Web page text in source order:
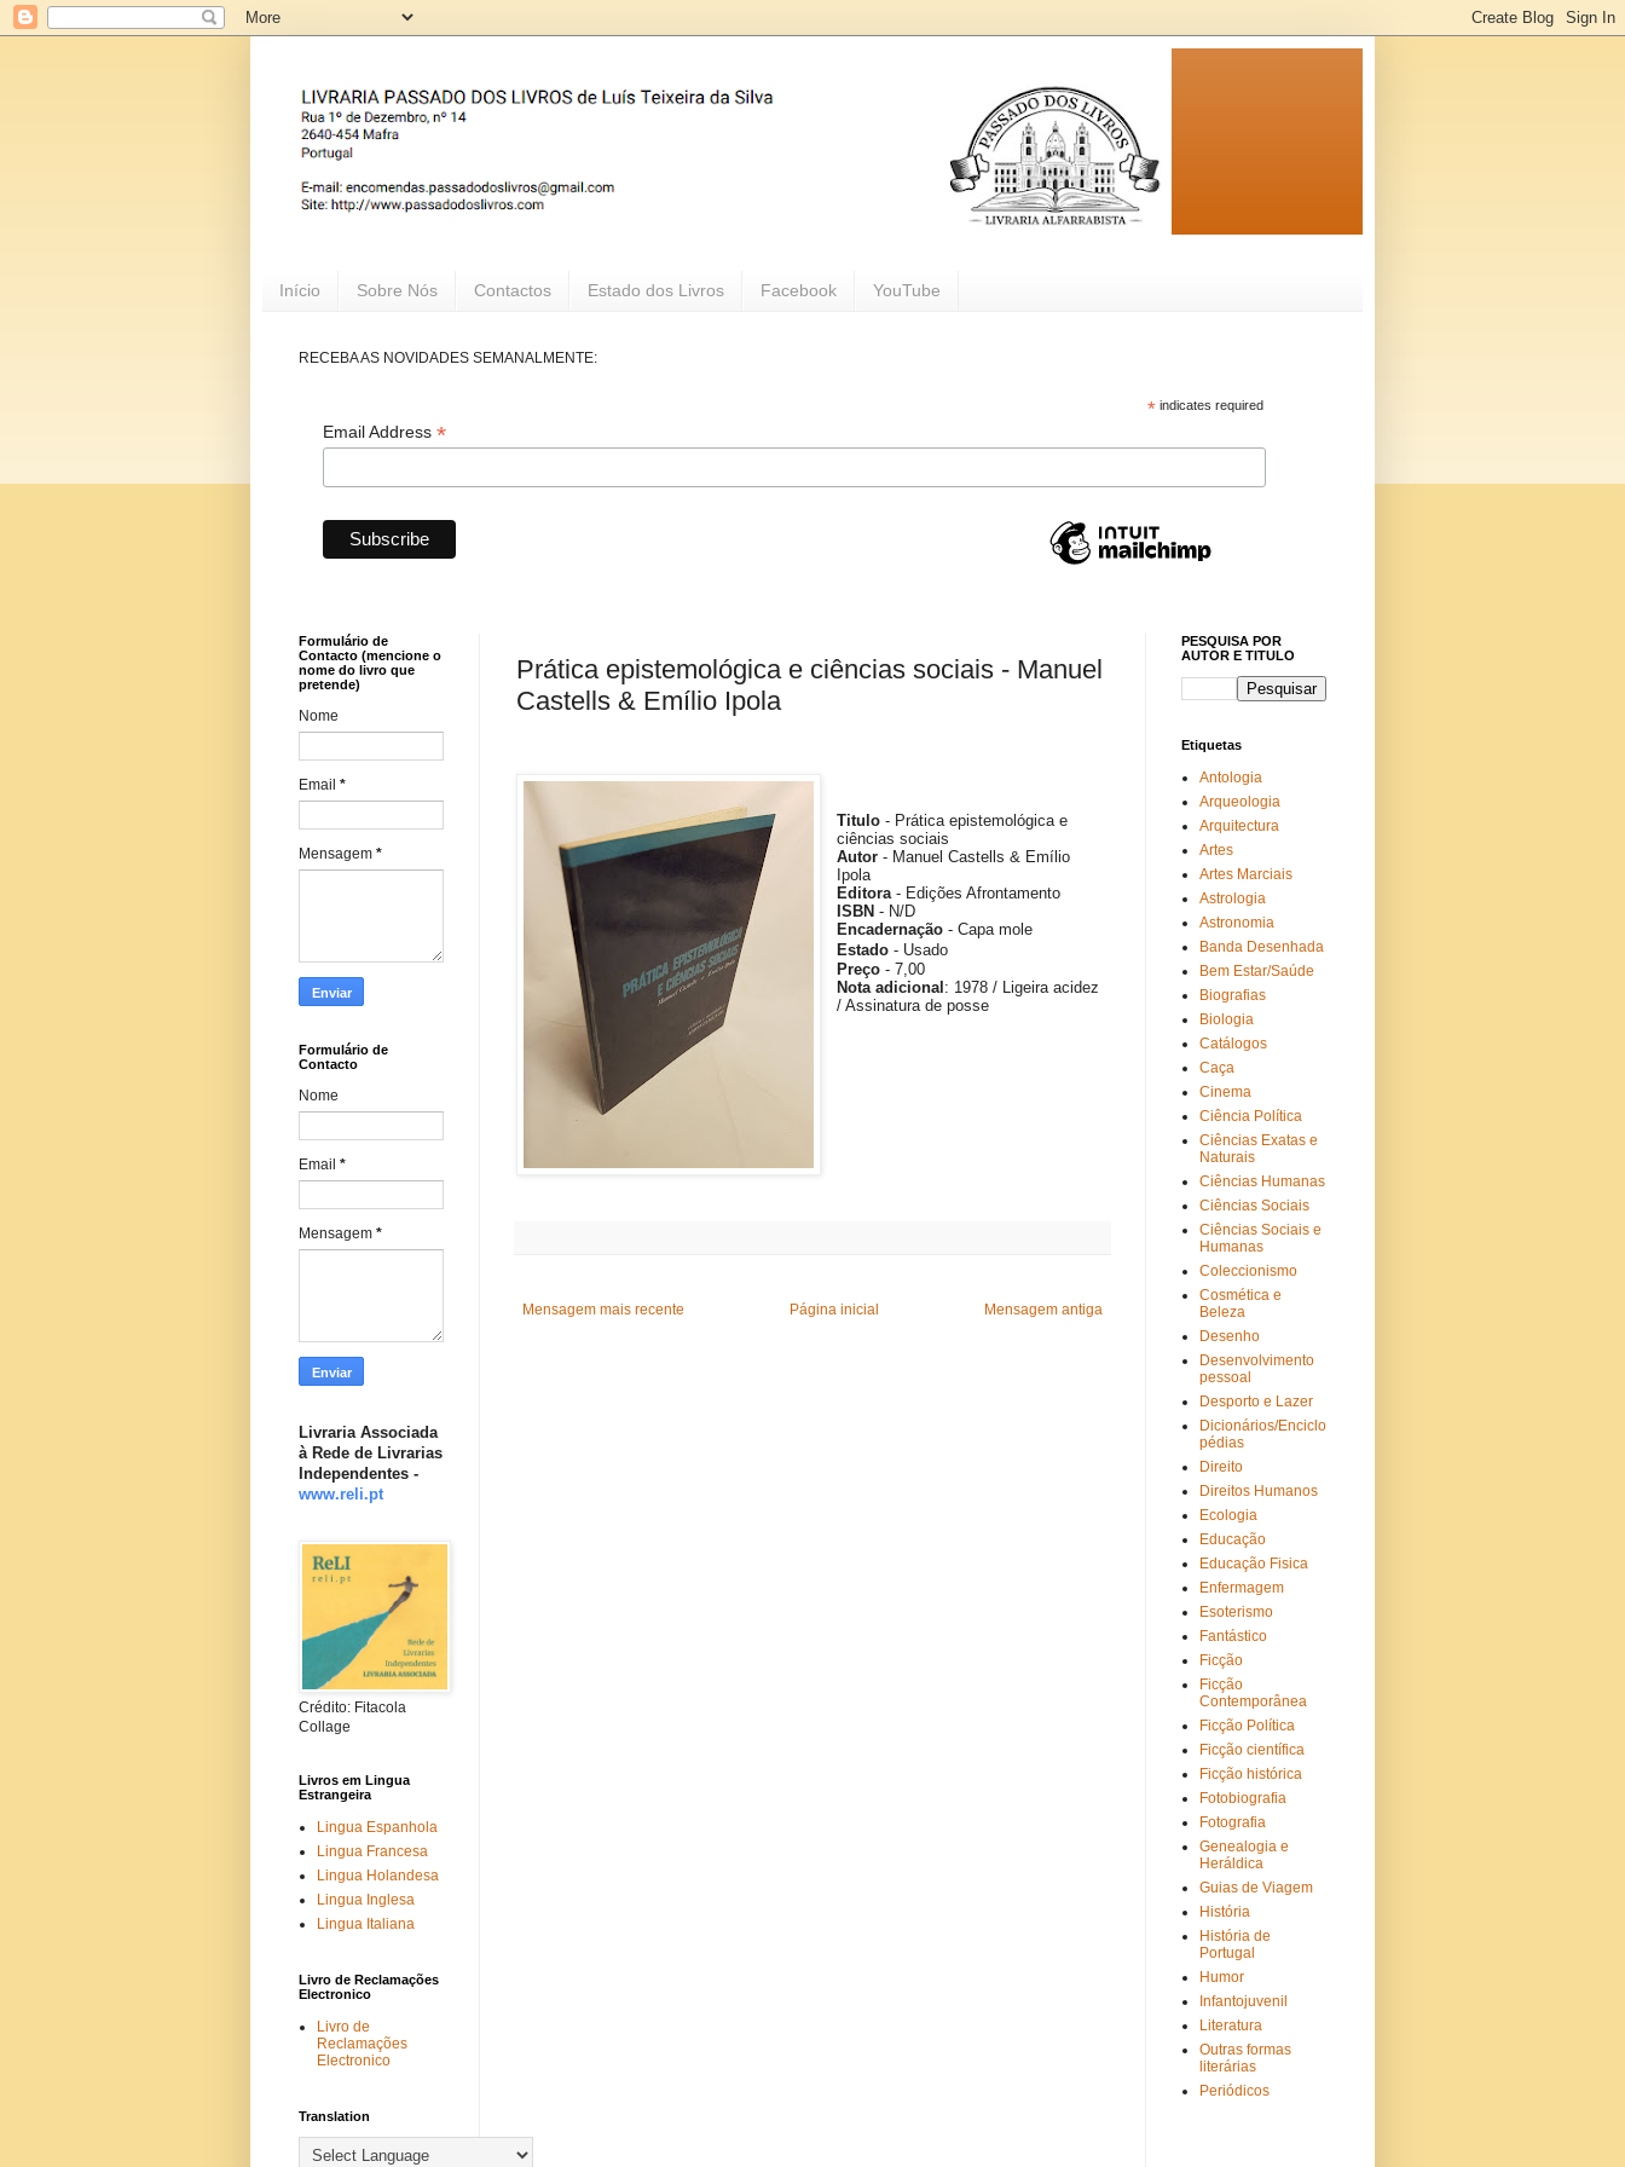
Início Sobre Nós Contactos Estado dos Livros Facebook YouTube
RECEBA AS NOVIDADES SEMANALMENTE:
*indicates required
Email Address *
Prática epistemológica e ciências sociais - Manuel
Castells & Emílio Ipola
Titulo - Prática epistemológica e
ciências sociais
Autor - Manuel Castells & Emílio
Ipola
Editora- Edições Afrontamento
ISBN - N/D
Encadernação - Capa mole
Estado - Usado
Preço - 7,00
Nota adicional : 1978 / Ligeira acidez
/ Assinatura de posse
Mensagem mais recente Mensagem antiga
Página inicial
Formulário de
Contacto (mencione o
nome do livro que
pretende)
Nome
Email *
Mensagem *
Formulário de
Contacto
Nome
Email *
Mensagem *
Livraria Associada
à Rede de Livrarias
Independentes -
www.reli.pt
Crédito: Fitacola
Collage
Livros em Lingua
Estrangeira
Lingua Espanhola
Lingua Francesa
Lingua Holandesa
Lingua Inglesa
Lingua Italiana
Livro de Reclamações
Electronico
Livro de
Reclamações
Electronico
Translation
PESQUISA POR
AUTOR E TITULO
Etiquetas
Antologia
Arqueologia
Arquitectura
Artes
Artes Marciais
Astrologia
Astronomia
Banda Desenhada
Bem Estar/Saúde
Biografias
Biologia
Catálogos
Caça
Cinema
Ciência Política
Ciências Exatas e
Naturais
Ciências Humanas
Ciências Sociais
Ciências Sociais e
Humanas
Coleccionismo
Cosmética e
Beleza
Desenho
Desenvolvimento
pessoal
Desporto e Lazer
Dicionários/Enciclo
pédias
Direito
Direitos Humanos
Ecologia
Educação
Educação Fisica
Enfermagem
Esoterismo
Fantástico
Ficção
Ficção
Contemporânea
Ficção Política
Ficção científica
Ficção histórica
Fotobiografia
Fotografia
Genealogia e
Heráldica
Guias de Viagem
História
História de
Portugal
Humor
Infantojuvenil
Literatura
Outras formas
literárias
Periódicos